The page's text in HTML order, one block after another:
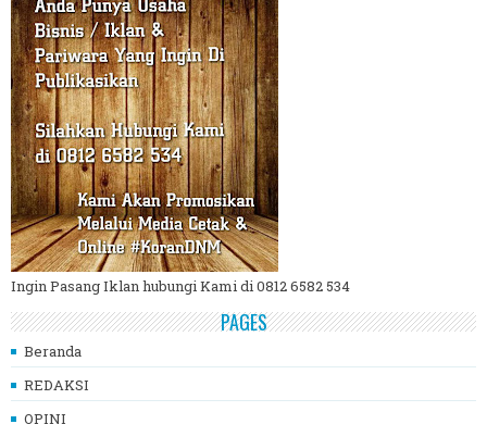
Ingin Pasang Iklan hubungi Kami di 0812 6582 534
PAGES
Beranda
REDAKSI
OPINI